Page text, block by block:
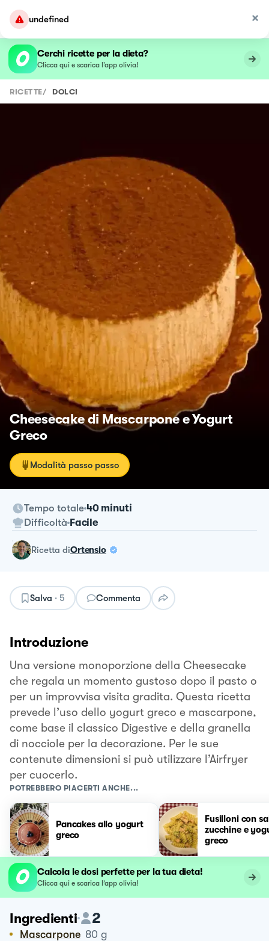
undefined
Cerchi ricette per la dieta?
Clicca qui e scarica l’app olivia!
RICETTE/ DOLCI
Cheesecake di Mascarpone e Yogurt
Greco
Modalità passo passo
Tempo totale 40 minuti
Difficoltà Facile
ricetta diOrtensio
Salva · 5 Commenta
Introduzione
Una versione monoporzione della Cheesecake
che regala un momento gustoso dopo il pasto o
per un improvvisa visita gradita. Questa ricetta
prevede l’uso dello yogurt greco e mascarpone,
come base il classico Digestive e della granella
di nocciole per la decorazione. Per le sue
contenute dimensioni si può utilizzare l’Airfryer
per cuocerlo.
POTREBBERO PIACERTI ANCHE...
Pancakes allo yogurt
greco
Fusilloni con
zucchine e
greco
Calcola le dosi perfette per la tua dieta!
Clicca qui e scarica l’app olivia!
Ingredienti 2
Mascarpone 80 g